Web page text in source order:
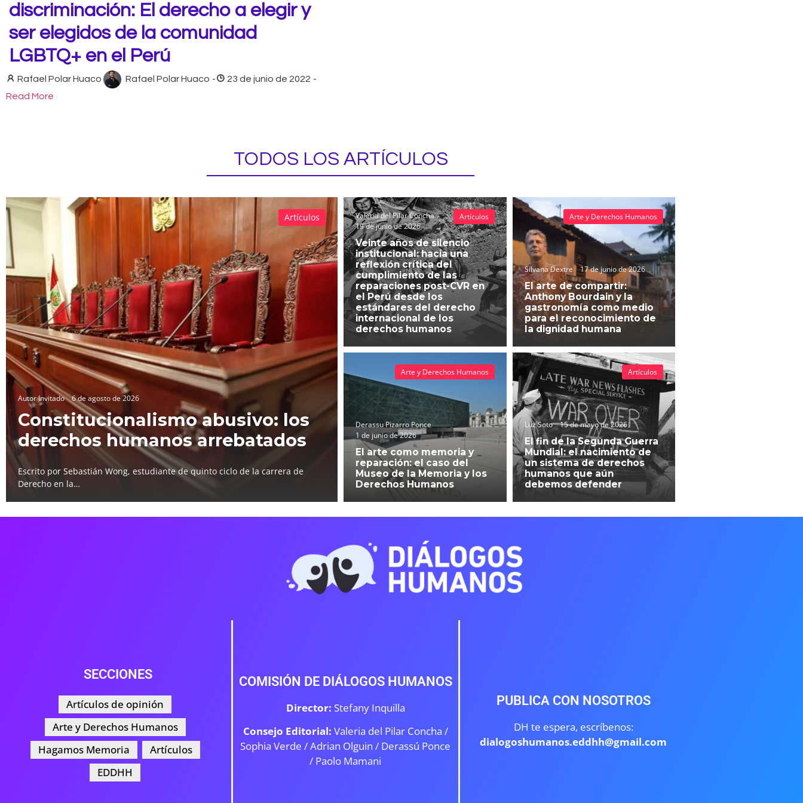
discriminación: El derecho a elegir y
ser elegidos de la comunidad
LGBTQ+ en el Perú
Rafael Polar Huaco Rafael Polar Huaco - 23 de junio de 2022 -
Read More
TODOS LOS ARTÍCULOS
Autor Invitado 6 de agosto de 2026
Constitucionalismo abusivo: los
derechos humanos arrebatados
Escrito por Sebastián Wong, estudiante de quinto ciclo de la carrera de
Derecho en la…
Artículos
Valeria del Pilar Concha
19 de junio de 2026
Veinte años de silencio
institucional: hacia una
reflexión crítica del
cumplimiento de las
reparaciones post-CVR en
el Perú desde los
estándares del derecho
internacional de los
derechos humanos
Artículos
Silvana Dextre 17 de junio de 2026
El arte de compartir:
Anthony Bourdain y la
gastronomía como medio
para el reconocimiento de
la dignidad humana
Arte y Derechos Humanos
Derassu Pizarro Ponce
1 de junio de 2026
El arte como memoria y
reparación: el caso del
Museo de la Memoria y los
Derechos Humanos
Arte y Derechos Humanos
Luz Soto 15 de mayo de 2026
El fin de la Segunda Guerra
Mundial: el nacimiento de
un sistema de derechos
humanos que aún
debemos defender
Artículos
SECCIONES
Artículos de opinión
Arte y Derechos Humanos
Hagamos Memoria
Artículos
EDDHH
COMISIÓN DE DIÁLOGOS HUMANOS
Director: Stefany Inquilla
Consejo Editorial: Valeria del Pilar Concha /
Sophia Verde /Adrian Olguin / Derassú Ponce
/ Paolo Mamani
PUBLICA CON NOSOTROS
DH te espera, escríbenos:
dialogoshumanos.eddhh@gmail.com